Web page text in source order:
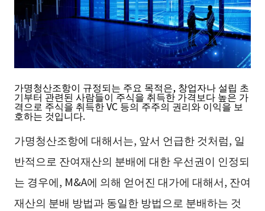
가명청산조항이 규정되는 주요 목적은, 창업자나 설립 초
기부터 관련된 사람들이 주식을 취득한 가격보다 높은 가
격으로 주식을 취득한 VC 등의 주주의 권리와 이익을 보
호하는 것입니다.
가명청산조항에 대해서는, 앞서 언급한 것처럼, 일
반적으로 잔여재산의 분배에 대한 우선권이 인정되
는 경우에, M&A에 의해 얻어진 대가에 대해서, 잔여
재산의 분배 방법과 동일한 방법으로 분배하는 것